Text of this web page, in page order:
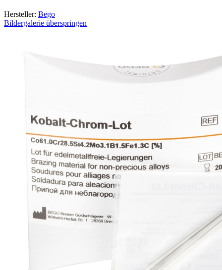
Hersteller: Bego
Bildergalerie überspringen